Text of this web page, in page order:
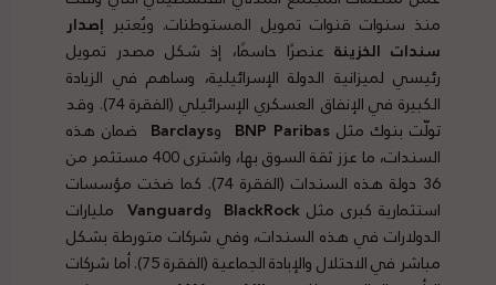
منذ سنوات قنوات تمويل المستوطنات. ويُعتبر إصدار
سندات الخزينة عنصرًا حاسمًا، إذ شكل مصدر تمويل
رئيسي لميزانية الدولة الإسرائيلية، وساهم في الزيادة
الكبيرة في الإنفاق العسكري الإسرائيلي (الفقرة 74). وقد
تولّت بنوك مثل BNP Paribas وBarclays ضمان هذه
السندات، ما عزز ثقة السوق بها، واشترى 400 مستثمر من
36 دولة هذه السندات (الفقرة 74). كما ضخت مؤسسات
استثمارية كبرى مثل BlackRock وVanguard مليارات
الدولارات في هذه السندات، وفي شركات متورطة بشكل
مباشر في الاحتلال والإبادة الجماعية (الفقرة 75). أما شركات